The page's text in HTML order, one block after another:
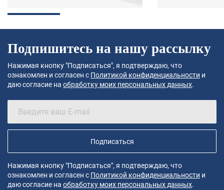
Подпишитесь на нашу рассылку
Нажимая кнопку "Подписаться", я подтверждаю, что
ознакомлен и согласен с Политикой конфиденциальности и
даю согласие на обработку моих персональных данных.
Подписаться
Нажимая кнопку "Подписаться", я подтверждаю, что
ознакомлен и согласен с Политикой конфиденциальности и
даю согласие на обработку моих персональных данных.